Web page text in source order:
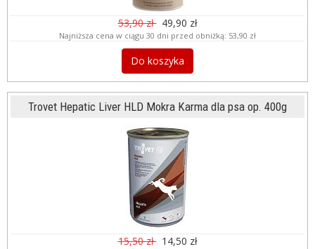
53,90 zł 49,90 zł
Najniższa cena w ciągu 30 dni przed obniżką: 53,90 zł
Do koszyka
Trovet Hepatic Liver HLD Mokra Karma dla psa op. 400g
15,50 zł 14,50 zł